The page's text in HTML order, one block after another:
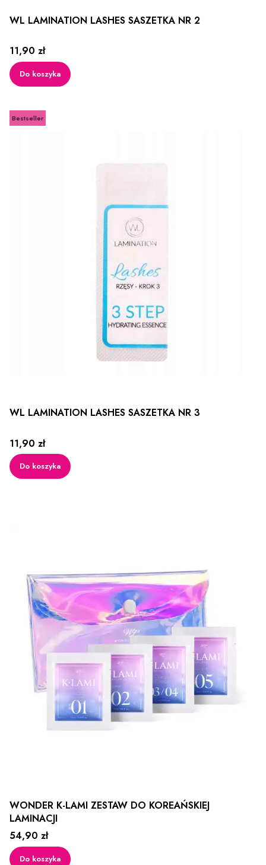
WL LAMINATION LASHES SASZETKA NR 2
Cena
11,90 zł
Do koszyka
Bestseller
WL LAMINATION LASHES SASZETKA NR 3
Cena
11,90 zł
Do koszyka
WONDER K-LAMI ZESTAW DO KOREAŃSKIEJ
LAMINACJI
Cena
54,90 zł
Do koszyka